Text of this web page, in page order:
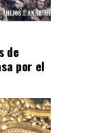
de
por el